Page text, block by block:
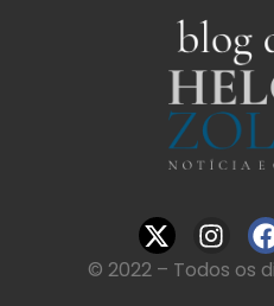
© 2022 – Todos os